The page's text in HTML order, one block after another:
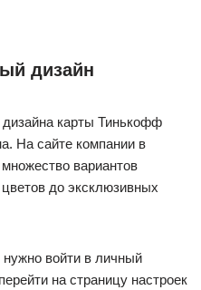
дизайн
карты Тинькофф
На сайте компании в
вариантов
до эксклюзивных
войти в личный
на страницу настроек